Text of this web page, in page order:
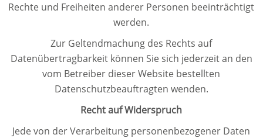
Rechte und Freiheiten anderer Personen beeinträchtigt
werden.
Zur Geltendmachung des Rechts auf
Datenübertragbarkeit können Sie sich jederzeit an den
vom Betreiber dieser Website bestellten
Datenschutzbeauftragten wenden.
Recht auf Widerspruch
Jede von der Verarbeitung personenbezogener Daten